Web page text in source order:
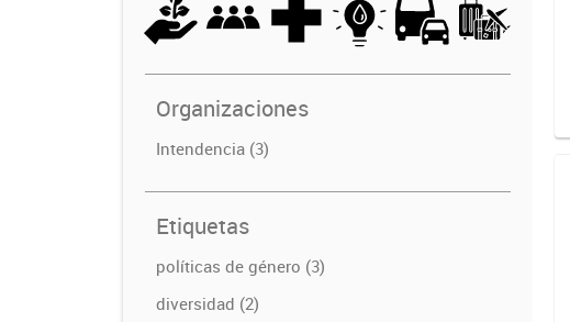
Organizaciones
Intendencia (3)
Etiquetas
políticas de género (3)
diversidad (2)